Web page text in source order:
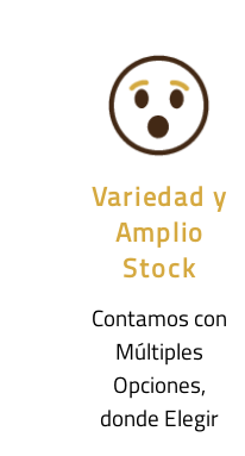
Variedad y
Amplio
Stock
Contamos con
Múltiples
Opciones,
donde Elegir